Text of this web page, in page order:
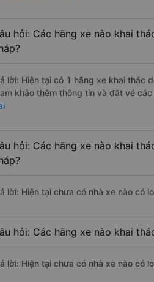
hỏi: Các hãng xe nào khai
lời: Hiện tại có 1 hãng xe khai thác
khảo thêm thông tin và đặt vé
hỏi: Các hãng xe nào khai
lời: Hiện tại chưa có nhà xe nào có
hỏi: Các hãng xe nào khai
lời: Hiện tại chưa có nhà xe nào có